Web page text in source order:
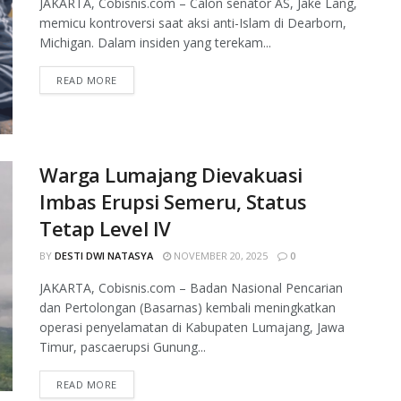
JAKARTA, Cobisnis.com – Calon senator AS, Jake Lang,
memicu kontroversi saat aksi anti-Islam di Dearborn,
Michigan. Dalam insiden yang terekam...
READ MORE
Warga Lumajang Dievakuasi
Imbas Erupsi Semeru, Status
Tetap Level IV
BY DESTI DWI NATASYA NOVEMBER 20, 2025 0
JAKARTA, Cobisnis.com – Badan Nasional Pencarian
dan Pertolongan (Basarnas) kembali meningkatkan
operasi penyelamatan di Kabupaten Lumajang, Jawa
Timur, pascaerupsi Gunung...
READ MORE